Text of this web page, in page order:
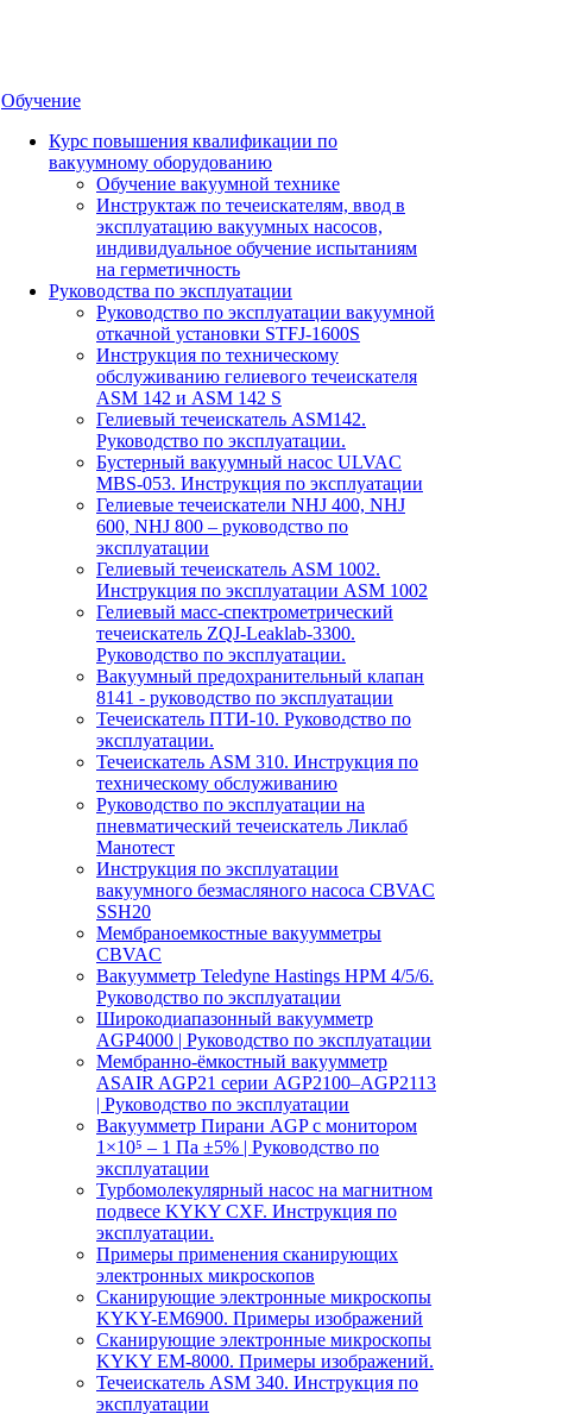
Обучение
Курс повышения квалификации по
вакуумному оборудованию
Обучение вакуумной технике
Инструктаж по течеискателям, ввод в
эксплуатацию вакуумных насосов,
индивидуальное обучение испытаниям
на герметичность
Руководства по эксплуатации
Руководство по эксплуатации вакуумной
откачной установки STFJ-1600S
Инструкция по техническому
обслуживанию гелиевого течеискателя
ASM 142 и ASM 142 S
Гелиевый течеискатель ASM142.
Руководство по эксплуатации.
Бустерный вакуумный насос ULVAC
MBS-053. Инструкция по эксплуатации
Гелиевые течеискатели NHJ 400, NHJ
600, NHJ 800 – руководство по
эксплуатации
Гелиевый течеискатель ASM 1002.
Инструкция по эксплуатации ASM 1002
Гелиевый масс-спектрометрический
течеискатель ZQJ-Leaklab-3300.
Руководство по эксплуатации.
Вакуумный предохранительный клапан
8141 - руководство по эксплуатации
Течеискатель ПТИ-10. Руководство по
эксплуатации.
Течеискатель ASM 310. Инструкция по
техническому обслуживанию
Руководство по эксплуатации на
пневматический течеискатель Ликлаб
Манотест
Инструкция по эксплуатации
вакуумного безмасляного насоса CBVAC
SSH20
Мембраноемкостные вакуумметры
CBVAC
Вакуумметр Teledyne Hastings HPM 4/5/6.
Руководство по эксплуатации
Широкодиапазонный вакуумметр
AGP4000 | Руководство по эксплуатации
Мембранно-ёмкостный вакуумметр
ASAIR AGP21 серии AGP2100–AGP2113
| Руководство по эксплуатации
Вакуумметр Пирани AGP с монитором
1×10⁵ – 1 Па ±5% | Руководство по
эксплуатации
Турбомолекулярный насос на магнитном
подвесе KYKY CXF. Инструкция по
эксплуатации.
Примеры применения сканирующих
электронных микроскопов
Сканирующие электронные микроскопы
KYKY-EM6900. Примеры изображений
Сканирующие электронные микроскопы
KYKY EM-8000. Примеры изображений.
Течеискатель ASM 340. Инструкция по
эксплуатации